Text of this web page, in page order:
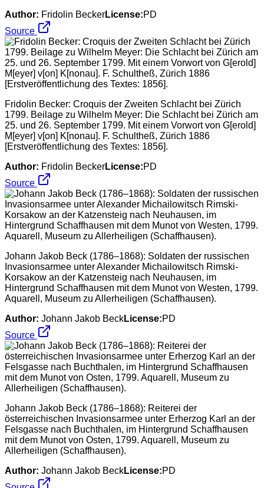
Author: Fridolin BeckerLicense:PD
Source
Fridolin Becker: Croquis der Zweiten Schlacht bei Zürich
1799. Beilage zu Wilhelm Meyer: Die Schlacht bei Zürich am
25. und 26. September 1799. Mit einem Vorwort von G[erold]
M[eyer] v[on] K[nonau]. F. Schultheß, Zürich 1886
[Erstveröffentlichung des Textes: 1856].
Author: Fridolin BeckerLicense:PD
Source
Johann Jakob Beck (1786–1868): Soldaten der russischen
Invasionsarmee unter Alexander Michailowitsch Rimski-
Korsakow an der Katzensteig nach Neuhausen, im
Hintergrund Schaffhausen mit dem Munot von Westen, 1799.
Aquarell, Museum zu Allerheiligen (Schaffhausen).
Author: Johann Jakob BeckLicense:PD
Source
Johann Jakob Beck (1786–1868): Reiterei der
österreichischen Invasionsarmee unter Erherzog Karl an der
Felsgasse nach Buchthalen, im Hintergrund Schaffhausen
mit dem Munot von Osten, 1799. Aquarell, Museum zu
Allerheiligen (Schaffhausen).
Author: Johann Jakob BeckLicense:PD